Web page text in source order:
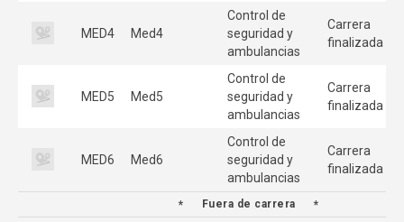
MED4 Med4
Control de
seguridad y
ambulancias
Carrera
finalizada
MED5 Med5
Control de
seguridad y
ambulancias
Carrera
finalizada
MED6 Med6
Control de
seguridad y
ambulancias
Carrera
finalizada
Fuera de carrera